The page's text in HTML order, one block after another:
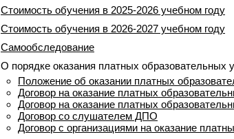
Стоимость обучения в 2025-2026 учебном году
Стоимость обучения в 2026-2027 учебном году
Самообследование
О порядке оказания платных образовательных
Положение об оказании платных
Договор на оказание платных
Договор на оказание платных
Договор со слушателем ДПО
Договор с организациями на оказание